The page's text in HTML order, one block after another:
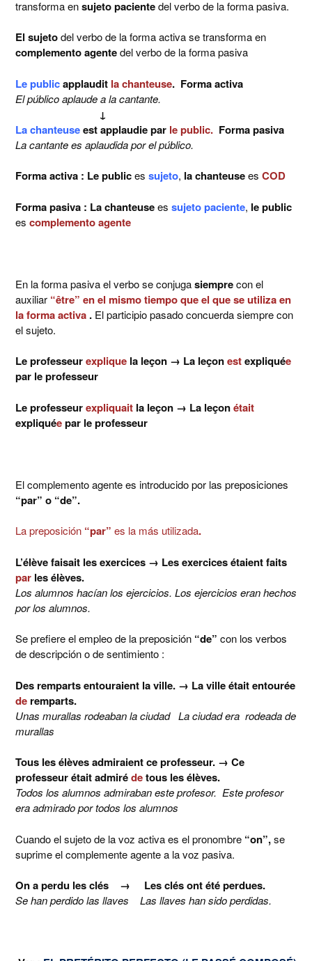
transforma ensujeto pacientedel verbo de la forma pasiva.
El sujetodel verbo de la forma activa se transforma en
complemento agentedel verbo de la forma pasiva
Le publicapplaudit la chanteuse. Forma activa
El público aplaude a la cantante.
↓
La chanteuseest applaudie par le public. Forma pasiva
La cantante es aplaudida por el público.
Forma activa : Le publices sujeto, la chanteusees COD
Forma pasiva : La chanteusees sujeto paciente, le public
es complemento agente
En la forma pasiva el verbo se conjugasiemprecon el
auxiliar “être” en el mismo tiempo que el que se utiliza en
la forma activa . El participio pasado concuerda siempre con
el sujeto.
Le professeurexplique la leçon → La leçonestexpliquée
par le professeur
Le professeurexpliquait la leçon → La leçonétait
expliquéepar le professeur
El complemento agente es introducido por las preposiciones
“par” o “de”.
La preposición “par” es la más utilizada.
L’élève faisait les exercices → Les exercices étaient faits
par les élèves.
Los alumnos hacían los ejercicios. Los ejercicios eran hechos
por los alumnos.
Se prefiere el empleo de la preposición “de” con los verbos
de descripción o de sentimiento :
Des remparts entouraient la ville. → La ville était entourée
de remparts.
Unas murallas rodeaban la ciudad La ciudad era rodeada de
murallas
Tous les élèves admiraient ce professeur. → Ce
professeur était admirédetous les élèves.
Todos los alumnos admiraban este profesor. Este profesor
era admirado por todos los alumnos
Cuando el sujeto de la voz activa es el pronombre “on”,se
suprime el complemente agente a la voz pasiva.
On a perdu les clés → Les clés ont été perdues.
Se han perdido las llaves Las llaves han sido perdidas.